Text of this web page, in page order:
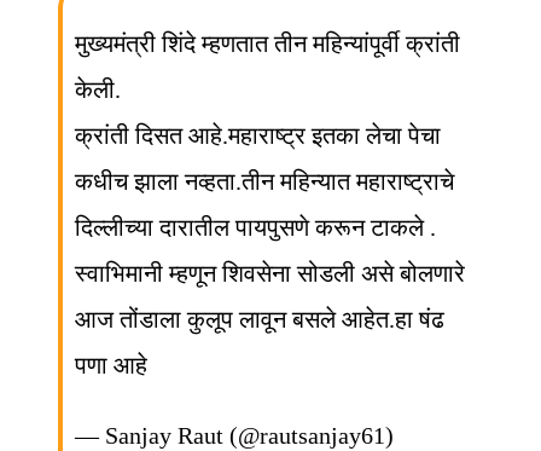
मुख्यमंत्री शिंदे म्हणतात तीन महिन्यांपूर्वी क्रांती
केली.
क्रांती दिसत आहे.महाराष्ट्र इतका लेचा पेचा
कधीच झाला नव्हता.तीन महिन्यात महाराष्ट्राचे
दिल्लीच्या दारातील पायपुसणे करून टाकले .
स्वाभिमानी म्हणून शिवसेना सोडली असे बोलणारे
आज तोंडाला कुलूप लावून बसले आहेत.हा षंढ
पणा आहे
— Sanjay Raut (@rautsanjay61)